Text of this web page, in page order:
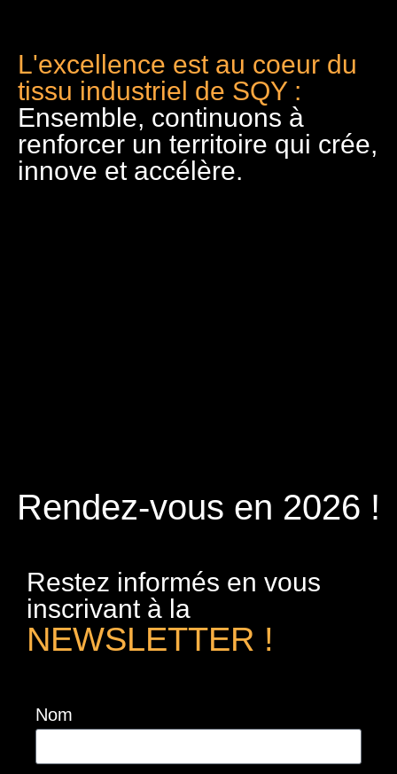
L'excellence est au coeur du
tissu industriel de SQY :
Ensemble, continuons à
renforcer un territoire qui crée,
innove et accélère.
Rendez-vous en 2026 !
Restez informés en vous
inscrivant à la
NEWSLETTER !
Nom